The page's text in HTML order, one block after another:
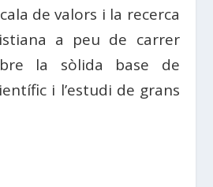
de valors i la recerca
a peu de carrer
la sòlida base de
i l’estudi de grans